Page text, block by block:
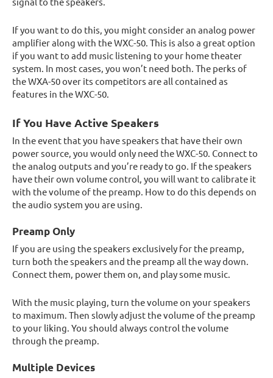
If you want to do this, you might consider an analog power
amplifier along with the WXC-50. This is also a great option
if you want to add music listening to your home theater
system. In most cases, you won’t need both. The perks of
the WXA-50 over its competitors are all contained as
features in the WXC-50.
If You Have Active Speakers
In the event that you have speakers that have their own
power source, you would only need the WXC-50. Connect to
the analog outputs and you’re ready to go. If the speakers
have their own volume control, you will want to calibrate it
with the volume of the preamp. How to do this depends on
the audio system you are using.
Preamp Only
If you are using the speakers exclusively for the preamp,
turn both the speakers and the preamp all the way down.
Connect them, power them on, and play some music.
With the music playing, turn the volume on your speakers
to maximum. Then slowly adjust the volume of the preamp
to your liking. You should always control the volume
through the preamp.
Multiple Devices